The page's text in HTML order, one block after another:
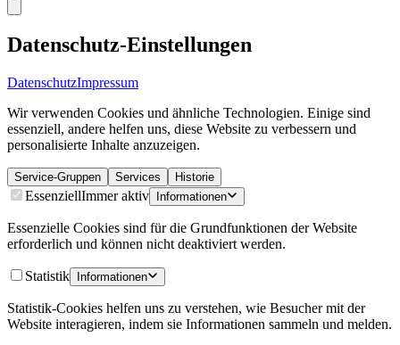
Datenschutz-Einstellungen
DatenschutzImpressum
Wir verwenden Cookies und ähnliche Technologien. Einige sind
essenziell, andere helfen uns, diese Website zu verbessern und
personalisierte Inhalte anzuzeigen.
Service-Gruppen Services Historie
EssenziellImmer aktiv Informationen
Essenzielle Cookies sind für die Grundfunktionen der Website
erforderlich und können nicht deaktiviert werden.
Statistik Informationen
Statistik-Cookies helfen uns zu verstehen, wie Besucher mit der
Website interagieren, indem sie Informationen sammeln und melden.